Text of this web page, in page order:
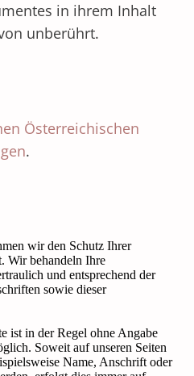
in ihrem Inhalt
unberührt.
Österreichischen
.